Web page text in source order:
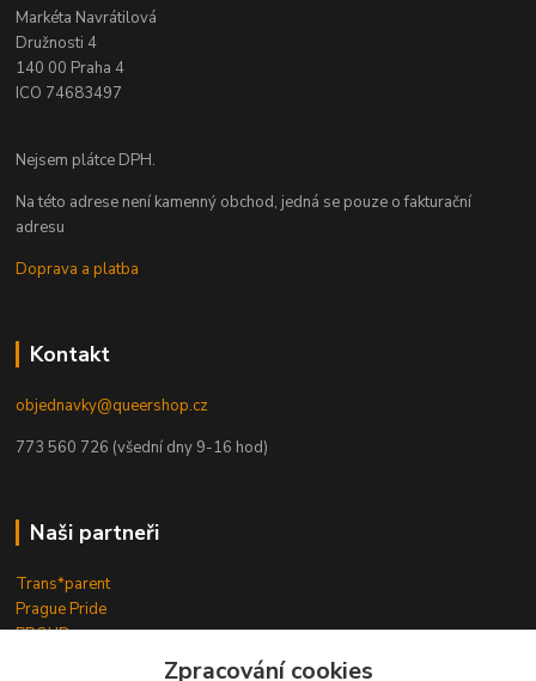
Markéta Navrátilová
Družnosti 4
140 00 Praha 4
ICO 74683497
Nejsem plátce DPH.
Na této adrese není kamenný obchod, jedná se pouze o fakturační
adresu
Doprava a platba
Kontakt
objednavky@queershop.cz
773 560 726 (všední dny 9-16 hod)
Naši partneři
Trans*parent
Prague Pride
PROUD
Zpracování cookies